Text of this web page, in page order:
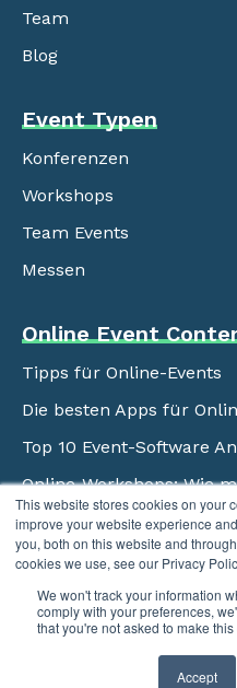
This website stores cookies on your
improve your website experience
you, both on this website and
cookies we use, see our Privacy
We won't track your information
comply with your preferences,
that you're not asked to make
Accept
Team
Blog
Event Typen
Konferenzen
Workshops
Team Events
Messen
Online Event
Tipps für Online-Events
Die besten Apps für
Top 10 Event-Software
Online-Workshops: Wie
Top-Tipps für Online-
Die besten Online-